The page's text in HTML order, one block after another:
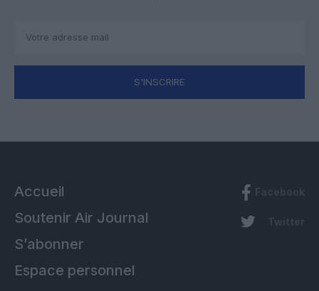
S'INSCRIRE
Accueil
Soutenir Air Journal
S’abonner
Espace personnel